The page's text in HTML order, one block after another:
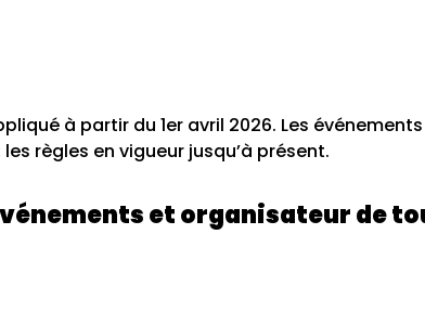
à partir du 1er avril 2026. Les événements
règles en vigueur jusqu’à présent.
et organisateur de